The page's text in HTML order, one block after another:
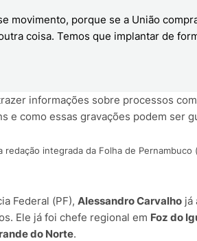
movimento, porque se a União
coisa. Temos que implantar de
informações sobre processos
e como essas gravações podem ser
redação integrada da Folha de
Federal (PF), Alessandro Carvalho já
Ele já foi chefe regional em Foz do
do Norte.